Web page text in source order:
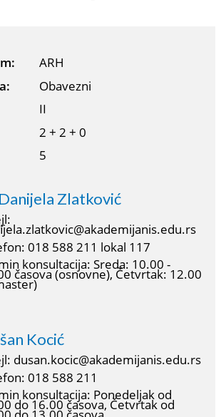
ARH
Obavezni
II
2 + 2 + 0
5
Zlatković
018 588 211 lokal 117
konsultacija: Sreda: 10.00 -
časova (osnovne), Četvrtak: 12.00
Kocić
dusan.kocic@akademijanis.edu.rs
018 588 211
konsultacija: Ponedeljak od
do 16.00 časova, Četvrtak od